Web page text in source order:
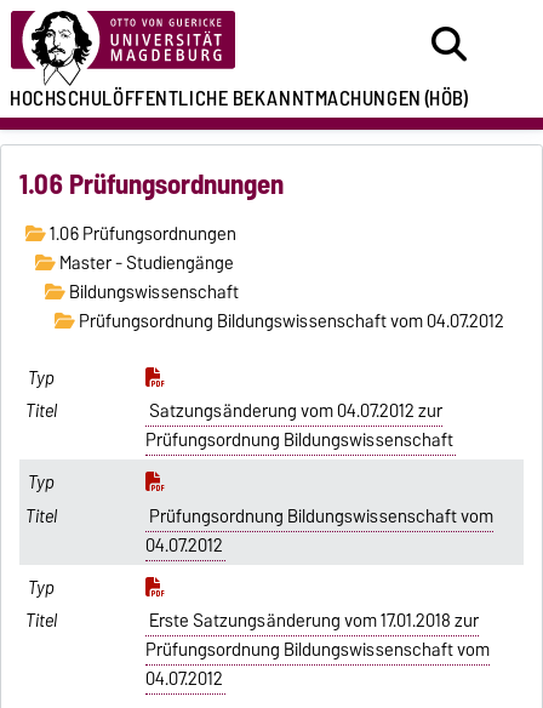
HOCHSCHULÖFFENTLICHEBEKANNTMACHUNGEN(HÖB)
1.06 Prüfungsordnungen
1.06 Prüfungsordnungen
Master - Studiengänge
Bildungswissenschaft
Prüfungsordnung Bildungswissenschaft vom 04.07.2012
Satzungsänderung vom 04.07.2012 zur
Prüfungsordnung Bildungswissenschaft
Prüfungsordnung Bildungswissenschaft vom
04.07.2012
Erste Satzungsänderung vom 17.01.2018 zur
Prüfungsordnung Bildungswissenschaft vom
04.07.2012